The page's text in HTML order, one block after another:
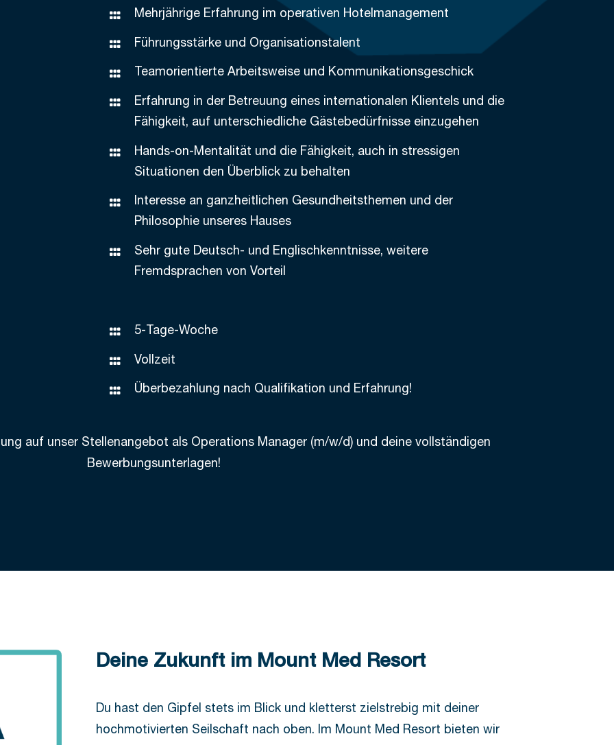
Mehrjährige Erfahrung im operativen Hotelmanagement
Führungsstärke und Organisationstalent
Teamorientierte Arbeitsweise und Kommunikationsgeschick
Erfahrung in der Betreuung eines internationalen Klientels und die
Fähigkeit, auf unterschiedliche Gästebedürfnisse einzugehen
Hands-on-Mentalität und die Fähigkeit, auch in stressigen
Situationen den Überblick zu behalten
Interesse an ganzheitlichen Gesundheitsthemen und der
Philosophie unseres Hauses
Sehr gute Deutsch- und Englischkenntnisse, weitere
Fremdsprachen von Vorteil
5-Tage-Woche
Vollzeit
Überbezahlung nach Qualifikation und Erfahrung!
auf unser Stellenangebot als Operations Manager (m/w/d) und deine vollständigen
Bewerbungsunterlagen!
Deine Zukunft im Mount Med Resort
Du hast den Gipfel stets im Blick und kletterst zielstrebig mit deiner
hochmotivierten Seilschaft nach oben. Im Mount Med Resort bieten wir